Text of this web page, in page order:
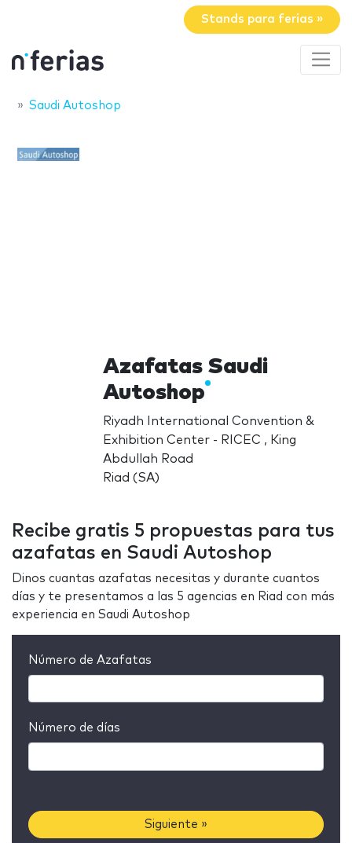
Stands para ferias »
Saudi Autoshop
Azafatas Saudi
Autoshop
Riyadh International Convention &
Exhibition Center - RICEC , King
Abdullah Road
Riad (SA)
Recibe gratis 5 propuestas para tus
azafatas en Saudi Autoshop
Dinos cuantas azafatas necesitas y durante cuantos
días y te presentamos a las 5 agencias en Riad con más
experiencia en Saudi Autoshop
Número de Azafatas
Número de días
Siguiente »